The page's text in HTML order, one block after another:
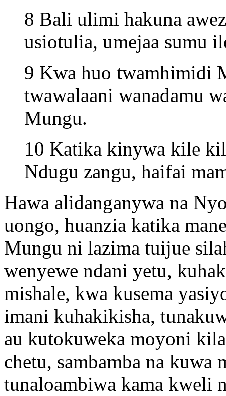
8 Bali ulimi hakuna
usiotulia, umejaa sumu
9 Kwa huo twamhimidi
twawalaani wanadamu
Mungu.
10 Katika kinywa kile
Ndugu zangu, haifai
Hawa alidanganywa na
uongo, huanzia katika
Mungu ni lazima tuijue
wenyewe ndani yetu,
mishale, kwa kusema
imani kuhakikisha,
au kutokuweka moyoni
chetu, sambamba na
tunaloambiwa kama kweli